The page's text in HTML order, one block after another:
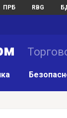
ПРБ RBG